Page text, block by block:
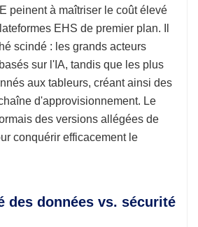
peinent à maîtriser le coût élevé
EHS de premier plan. Il
scindé : les grands acteurs
sur l'IA, tandis que les plus
aux tableurs, créant ainsi des
d'approvisionnement. Le
des versions allégées de
conquérir efficacement le
des données vs. sécurité